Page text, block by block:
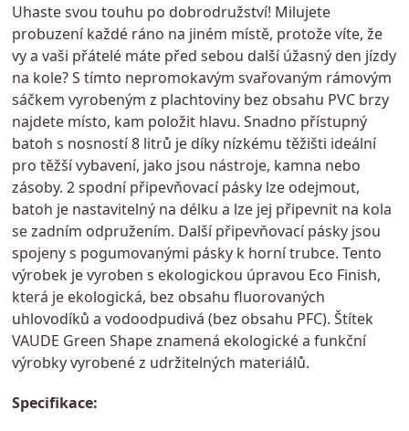
Uhaste svou touhu po dobrodružství! Milujete
probuzení každé ráno na jiném místě, protože víte, že
vy a vaši přátelé máte před sebou další úžasný den jízdy
na kole? S tímto nepromokavým svařovaným rámovým
sáčkem vyrobeným z plachtoviny bez obsahu PVC brzy
najdete místo, kam položit hlavu. Snadno přístupný
batoh s nosností 8 litrů je díky nízkému těžišti ideální
pro těžší vybavení, jako jsou nástroje, kamna nebo
zásoby. 2 spodní připevňovací pásky lze odejmout,
batoh je nastavitelný na délku a lze jej připevnit na kola
se zadním odpružením. Další připevňovací pásky jsou
spojeny s pogumovanými pásky k horní trubce. Tento
výrobek je vyroben s ekologickou úpravou Eco Finish,
která je ekologická, bez obsahu fluorovaných
uhlovodíků a vodoodpudivá (bez obsahu PFC). Štítek
VAUDE Green Shape znamená ekologické a funkční
výrobky vyrobené z udržitelných materiálů.
Specifikace: